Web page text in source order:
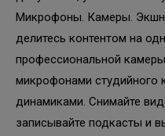
Микрофоны. Камеры. Экшн.
делитесь контентом на
профессиональной
микрофонами студийного
динамиками. Снимайте
записывайте подкасты и